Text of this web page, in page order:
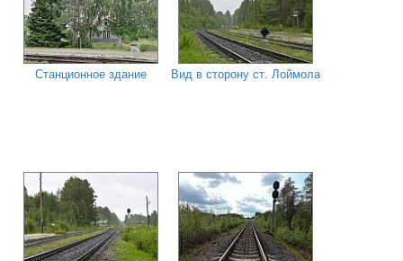
Станционное здание Вид в сторону ст. Лоймола